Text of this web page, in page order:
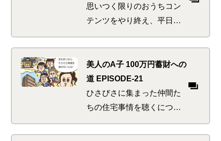
りくる夫婦の危機！？
思いつく限りのおうちコン
テンツをやり終え、平日の
昼間からゴロゴロ～のA子。
お金まわりの管理クイズに
正解できないようではマネ
活道失格であります。いま
すぐ始めるべき楽ちんすぎ
る方法とは？
美人のA子 100万円蓄財への
道 EPISODE-21
ひさびさに集まった仲間た
ちの住宅事情を聴くにつ
れ、マイホームの夢が広が
るA子。いかしたマンショ